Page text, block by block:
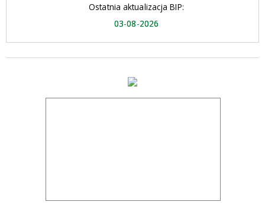
Ostatnia aktualizacja BIP:
03-08-2026